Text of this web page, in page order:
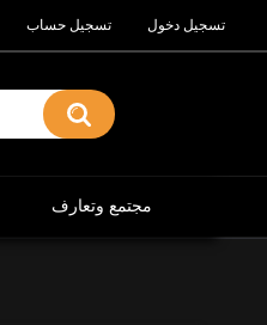
تسجيل حساب تسجيل دخول
مجتمع وتعارف